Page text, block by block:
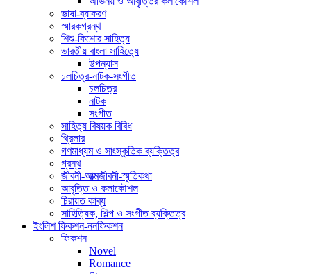
ভাষা-ব্যাকরণ
স্মারকগ্রন্থ
শিশু-কিশোর সাহিত্য
ভারতীয় বাংলা সাহিত্যে
উপন্যাস
চলচিত্র-নাটক-সংগীত
চলচিত্র
নাটক
সংগীত
সাহিত্য বিষয়ক বিবিধ
থ্রিলার
গণমাধ্যম ও সাংস্কৃতিক ব্যক্তিত্ব
গ্রন্থ
জীবনী-আত্মজীবনী-স্মৃতিকথা
আবৃত্তি ও কলাকৌশল
চিরায়ত কাব্য
সাহিত্যিক, শিল্প ও সংগীত ব্যক্তিত্ব
ইংলিশ ফিকশন-ননফিকশন
ফিকশন
Novel
Romance